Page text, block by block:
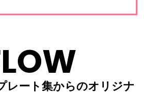
レート集からのオリジナ